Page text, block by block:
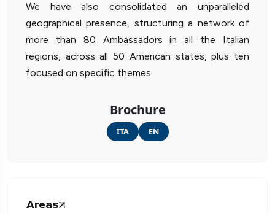
We have also consolidated an unparalleled
geographical presence, structuring a network of
more than 80 Ambassadors in all the Italian
regions, across all 50 American states, plus ten
focused on specific themes.
Brochure
ITA EN
Areas